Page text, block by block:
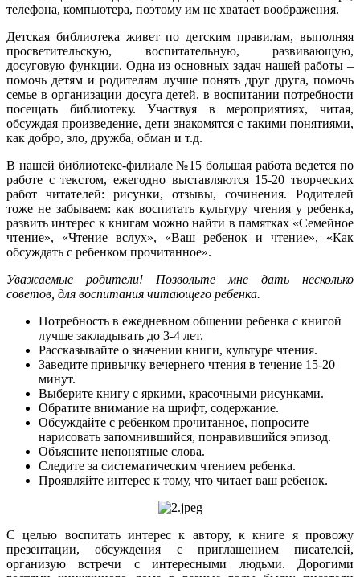
телефона, компьютера, поэтому им не хватает воображения.
Детская библиотека живет по детским правилам, выполняя
просветительскую, воспитательную, развивающую,
досуговую функции. Одна из основных задач нашей работы –
помочь детям и родителям лучше понять друг друга, помочь
семье в организации досуга детей, в воспитании потребности
посещать библиотеку. Участвуя в мероприятиях, читая,
обсуждая произведение, дети знакомятся с такими понятиями,
как добро, зло, дружба, обман и т.д.
В нашей библиотеке-филиале №15 большая работа ведется по
работе с текстом, ежегодно выставляются 15-20 творческих
работ читателей: рисунки, отзывы, сочинения. Родителей
тоже не забываем: как воспитать культуру чтения у ребенка,
развить интерес к книгам можно найти в памятках «Семейное
чтение», «Чтение вслух», «Ваш ребенок и чтение», «Как
обсуждать с ребенком прочитанное».
Уважаемые родители! Позвольте мне дать несколько
советов, для воспитания читающего ребенка.
Потребность в ежедневном общении ребенка с книгой
лучше закладывать до 3-4 лет.
Рассказывайте о значении книги, культуре чтения.
Заведите привычку вечернего чтения в течение 15-20
минут.
Выберите книгу с яркими, красочными рисунками.
Обратите внимание на шрифт, содержание.
Обсуждайте с ребенком прочитанное, попросите
нарисовать запомнившийся, понравившийся эпизод.
Объясните непонятные слова.
Следите за систематическим чтением ребенка.
Проявляйте интерес к тому, что читает ваш ребенок.
С целью воспитать интерес к автору, к книге я провожу
презентации, обсуждения с приглашением писателей,
организую встречи с интересными людьми. Дорогими